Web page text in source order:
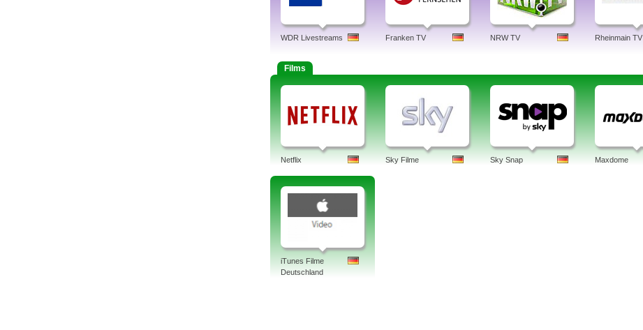
WDR Livestreams Franken TV NRW TV Rheinmain TV
Films
Netflix Sky Filme Sky Snap Maxdome
iTunes Filme
Deutschland